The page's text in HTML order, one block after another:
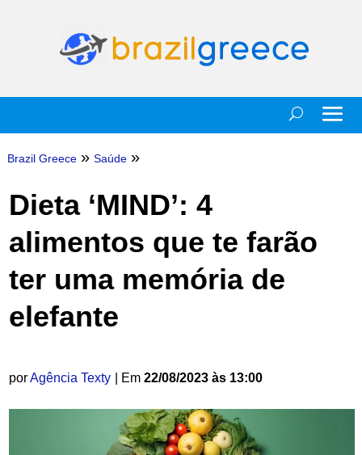
Brazil Greece » Saúde »
Dieta ‘MIND’: 4
alimentos que te farão
ter uma memória de
elefante
porAgência Texty | Em 22/08/2023 às 13:00